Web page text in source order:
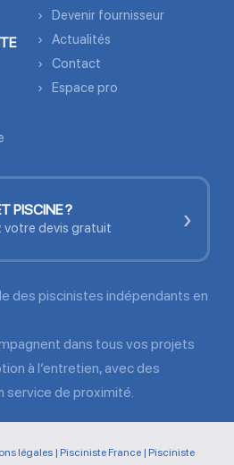
Devenir fournisseur
Actualités
Contact
Espace pro
PISCINE ?
votre devis gratuit ›
des piscinistes indépendants en
dans tous vos projets
à l’entretien, avec des
service de proximité.
légales| Pisciniste France| Pisciniste